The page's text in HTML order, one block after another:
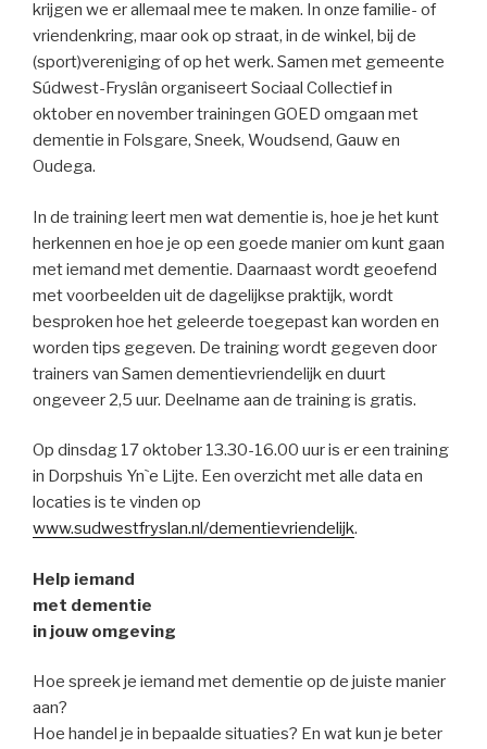
krijgen we er allemaal mee te maken. In onze familie- of
vriendenkring, maar ook op straat, in de winkel, bij de
(sport)vereniging of op het werk. Samen met gemeente
Súdwest-Fryslân organiseert Sociaal Collectief in
oktober en november trainingen GOED omgaan met
dementie in Folsgare, Sneek, Woudsend, Gauw en
Oudega.
In de training leert men wat dementie is, hoe je het kunt
herkennen en hoe je op een goede manier om kunt gaan
met iemand met dementie. Daarnaast wordt geoefend
met voorbeelden uit de dagelijkse praktijk, wordt
besproken hoe het geleerde toegepast kan worden en
worden tips gegeven. De training wordt gegeven door
trainers van Samen dementievriendelijk en duurt
ongeveer 2,5 uur. Deelname aan de training is gratis.
Op dinsdag 17 oktober 13.30-16.00 uur is er een training
in Dorpshuis Yn`e Lijte. Een overzicht met alle data en
locaties is te vinden op
www.sudwestfryslan.nl/dementievriendelijk.
Help iemand
met dementie
in jouw omgeving
Hoe spreek je iemand met dementie op de juiste manier
aan?
Hoe handel je in bepaalde situaties? En wat kun je beter